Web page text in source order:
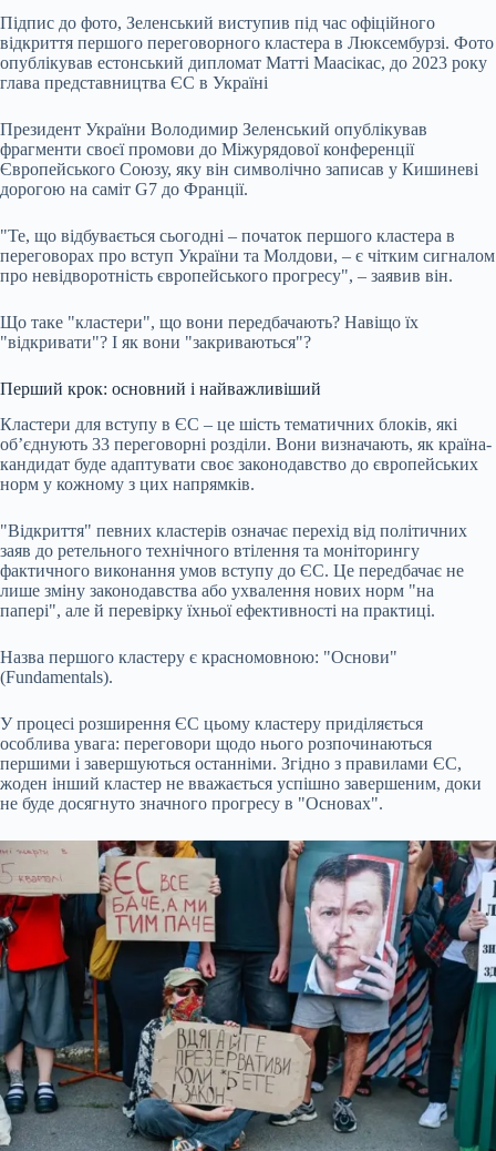
Підпис до фото, Зеленський виступив під час офіційного
відкриття першого переговорного кластера в Люксембурзі. Фото
опублікував естонський дипломат Матті Маасікас, до 2023 року
глава представництва ЄС в Україні
Президент України Володимир Зеленський опублікував
фрагменти своєї промови до Міжурядової конференції
Європейського Союзу, яку він символічно записав у Кишиневі
дорогою на саміт G7 до Франції.
"Те, що відбувається сьогодні – початок першого кластера в
переговорах про вступ України та Молдови, – є чітким сигналом
про невідворотність європейського прогресу", – заявив він.
Що таке "кластери", що вони передбачають? Навіщо їх
"відкривати"? І як вони "закриваються"?
Перший крок: основний і найважливіший
Кластери для вступу в ЄС – це шість тематичних блоків, які
об’єднують 33 переговорні розділи. Вони визначають, як країна-
кандидат буде адаптувати своє законодавство до європейських
норм у кожному з цих напрямків.
"Відкриття" певних кластерів означає перехід від політичних
заяв до ретельного технічного втілення та моніторингу
фактичного виконання умов вступу до ЄС. Це передбачає не
лише зміну законодавства або ухвалення нових норм "на
папері", але й перевірку їхньої ефективності на практиці.
Назва першого кластеру є красномовною: "Основи"
(Fundamentals).
У процесі розширення ЄС цьому кластеру приділяється
особлива увага: переговори щодо нього розпочинаються
першими і завершуються останніми. Згідно з правилами ЄС,
жоден інший кластер не вважається успішно завершеним, доки
не буде досягнуто значного прогресу в "Основах".